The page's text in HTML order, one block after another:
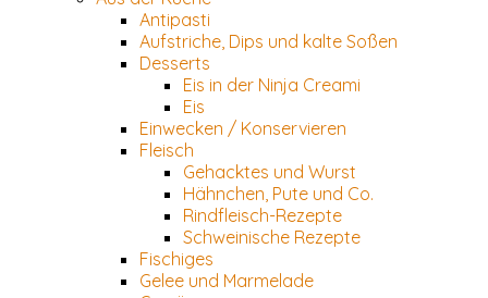
Antipasti
Aufstriche, Dips und kalte Soßen
Desserts
Eis in der Ninja Creami
Eis
Einwecken / Konservieren
Fleisch
Gehacktes und Wurst
Hähnchen, Pute und Co.
Rindfleisch-Rezepte
Schweinische Rezepte
Fischiges
Gelee und Marmelade